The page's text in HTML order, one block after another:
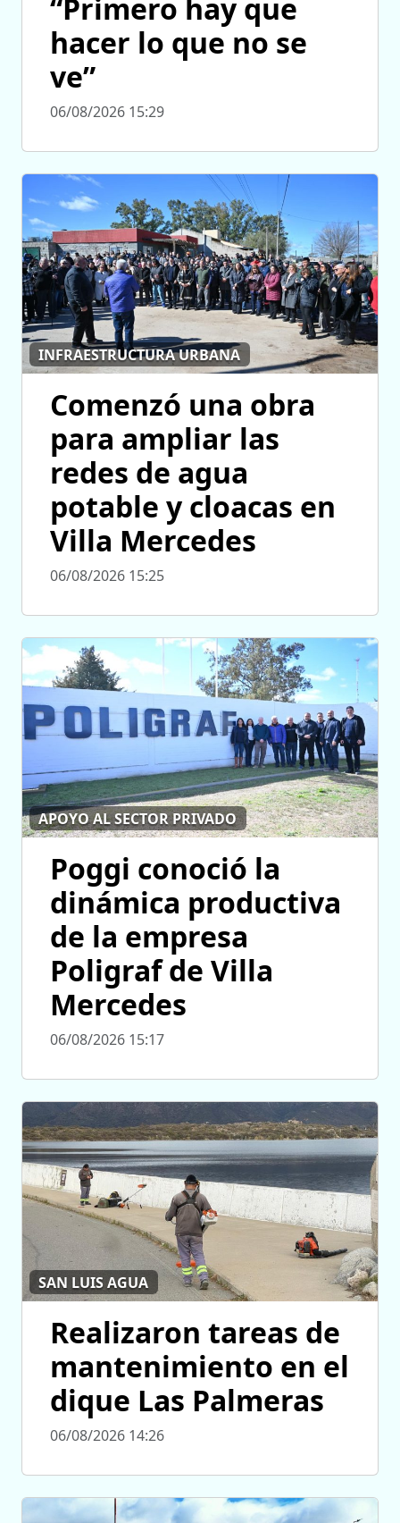
“Primero hay que
hacer lo que no se
ve”
06/08/2026 15:29
INFRAESTRUCTURA URBANA
Comenzó una obra
para ampliar las
redes de agua
potable y cloacas en
Villa Mercedes
06/08/2026 15:25
APOYO AL SECTOR PRIVADO
Poggi conoció la
dinámica productiva
de la empresa
Poligraf de Villa
Mercedes
06/08/2026 15:17
SAN LUIS AGUA
Realizaron tareas de
mantenimiento en el
dique Las Palmeras
06/08/2026 14:26